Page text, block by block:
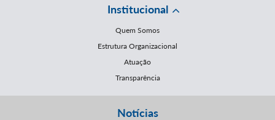
Institucional
Quem Somos
Estrutura Organizacional
Atuação
Transparência
Notícias